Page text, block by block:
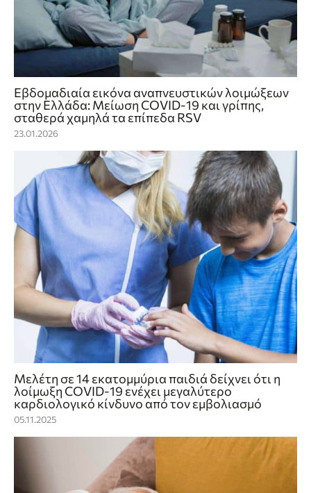
Εβδομαδιαία εικόνα αναπνευστικών λοιμώξεων
στην Ελλάδα: Μείωση COVID‑19 και γρίπης,
σταθερά χαμηλά τα επίπεδα RSV
23.01.2026
Μελέτη σε 14 εκατομμύρια παιδιά δείχνει ότι η
λοίμωξη COVID-19 ενέχει μεγαλύτερο
καρδιολογικό κίνδυνο από τον εμβολιασμό
05.11.2025